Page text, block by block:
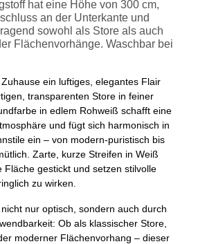
hat eine Höhe von 300 cm,
an der Unterkante und
sowohl als Store als auch
Flächenvorhänge. Waschbar bei
ein luftiges, elegantes Flair
transparenten Store in feiner
in edlem Rohweiß schafft eine
und fügt sich harmonisch in
ein – von modern-puristisch bis
Zarte, kurze Streifen in Weiß
Fläche gestickt und setzen stilvolle
zu wirken.
nur optisch, sondern auch durch
Ob als klassischer Store,
moderner Flächenvorhang – dieser